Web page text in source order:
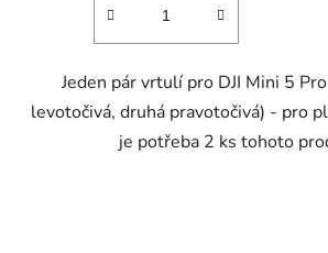
Jeden pár vrtulí pro DJI Mini 5
levotočivá, druhá pravotočivá) - pro
je potřeba 2 ks tohoto